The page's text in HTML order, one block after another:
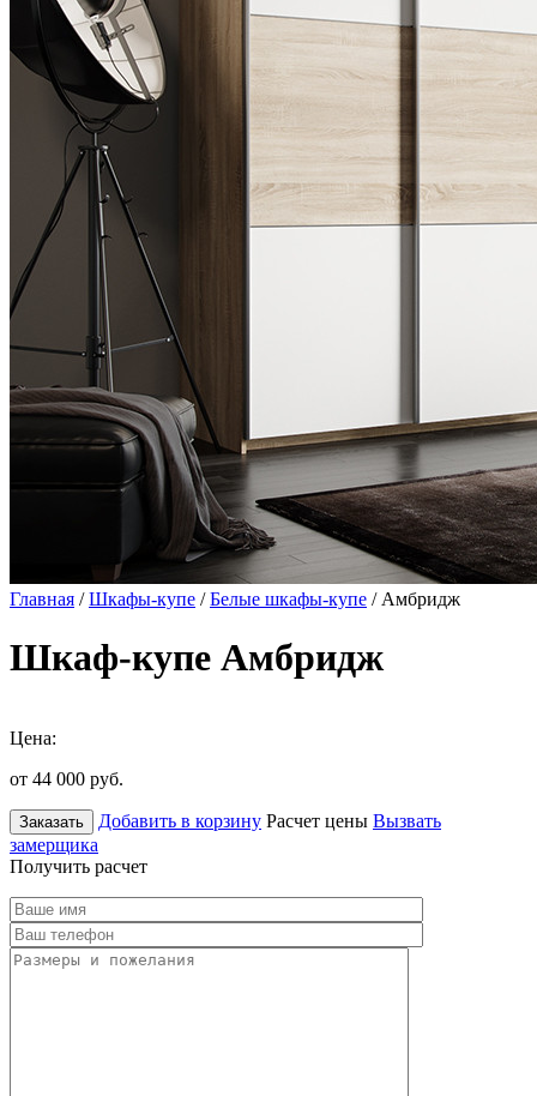
Главная /Шкафы-купе /Белые шкафы-купе / Амбридж
Шкаф-купе Амбридж
Цена:
от 44 000 руб.
Заказать Добавить в корзину Расчет цены Вызвать
замерщика
Получить расчет